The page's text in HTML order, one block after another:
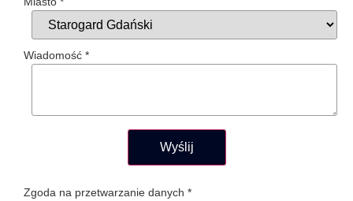
Wiadomość *
Wyślij
Zgoda na przetwarzanie danych *